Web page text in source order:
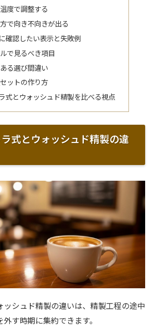
度で調整する
で向き不向きが出る
確認したい表示と失敗例
で見るべき項目
る選び間違い
ットの作り方
式とウォッシュド精製を比べる視点
式とウォッシュド精製の違
ッシュド精製の違いは、精製工程の途中
す時期に集約できます。